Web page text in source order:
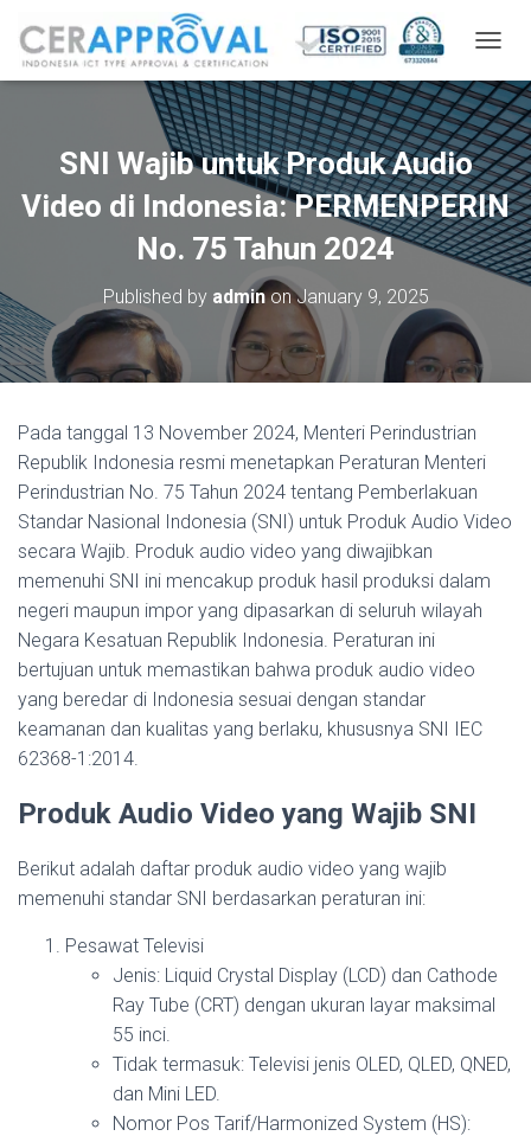
O
G
G
L
E
N
A
V
I
SNI Wajib untuk Produk Audio
Video di Indonesia: PERMENPERIN
No. 75 Tahun 2024
Published by adminonJanuary 9, 2025
Pada tanggal 13 November 2024, Menteri Perindustrian
Republik Indonesia resmi menetapkan Peraturan Menteri
Perindustrian No. 75 Tahun 2024 tentang Pemberlakuan
Standar Nasional Indonesia (SNI) untuk Produk Audio Video
secara Wajib. Produk audio video yang diwajibkan
memenuhi SNI ini mencakup produk hasil produksi dalam
negeri maupun impor yang dipasarkan di seluruh wilayah
Negara Kesatuan Republik Indonesia. Peraturan ini
bertujuan untuk memastikan bahwa produk audio video
yang beredar di Indonesia sesuai dengan standar
keamanan dan kualitas yang berlaku, khususnya SNI IEC
62368-1:2014.
Produk Audio Video yang Wajib SNI
Berikut adalah daftar produk audio video yang wajib
memenuhi standar SNI berdasarkan peraturan ini:
Pesawat Televisi
Jenis: Liquid Crystal Display (LCD) dan Cathode
Ray Tube (CRT) dengan ukuran layar maksimal
55 inci.
Tidak termasuk: Televisi jenis OLED, QLED, QNED,
dan Mini LED.
Nomor Pos Tarif/Harmonized System (HS):